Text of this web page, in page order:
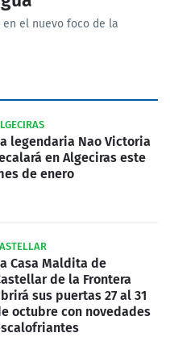
el nuevo foco de la
legendaria Nao Victoria
en Algeciras este
de enero
Casa Maldita de
de la Frontera
sus puertas 27 al 31
octubre con novedades